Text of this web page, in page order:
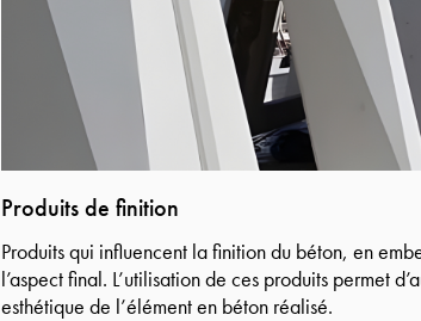
Produits de finition
Produits qui influencent la finition du béton, en
l’aspect final. L’utilisation de ces produits permet
esthétique de l’élément en béton réalisé.